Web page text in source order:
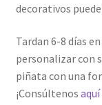
decorativos
Tardan 6-8 días
personalizar con
piñata con una
¡Consúltenos aquí